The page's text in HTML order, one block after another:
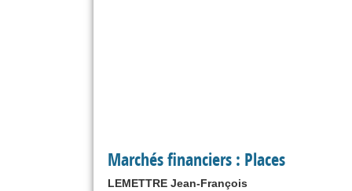
Marchés financiers : Places et
LEMETTRE Jean-François